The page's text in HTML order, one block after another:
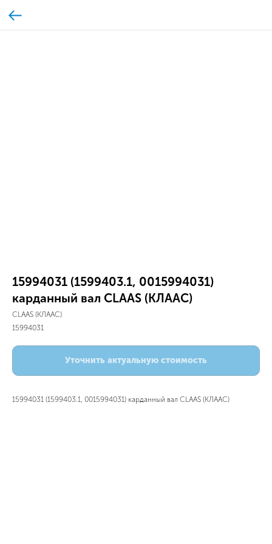
15994031 (1599403.1, 0015994031)
карданный вал CLAAS (КЛААС)
CLAAS (КЛААС)
15994031
Уточнить актуальную стоимость
15994031 (1599403.1, 0015994031) карданный вал CLAAS (КЛААС)